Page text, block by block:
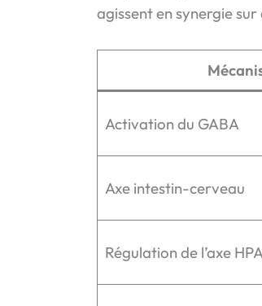
agissent en synergie
Activation du GABA
Axe intestin-cerveau
Régulation de l’axe